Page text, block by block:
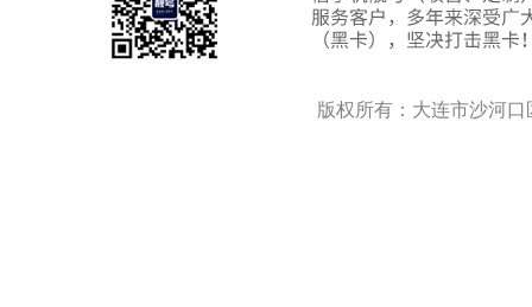
版权所有：大连市沙河